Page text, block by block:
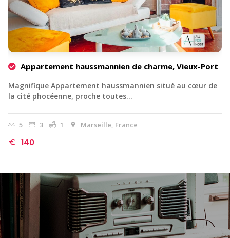
Appartement haussmannien de charme, Vieux-Port
Magnifique Appartement haussmannien situé au cœur de
la cité phocéenne, proche toutes…
5 3 1 Marseille, France
140